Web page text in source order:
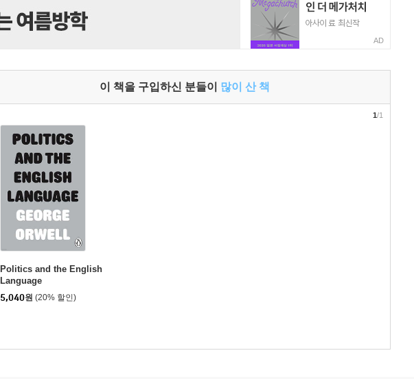
AD
이 책을 구입하신 분들이 많이 산 책
Politics and the English
Language
5,040원 (20% 할인)
1/1